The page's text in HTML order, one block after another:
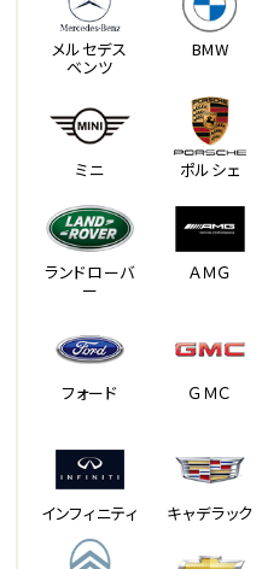
メルセデス
ベンツ
BMW
ミニ ポルシェ
ランドローバ
ー
ＡＭＧ
フォード ＧＭＣ
インフィニティ キャデラック